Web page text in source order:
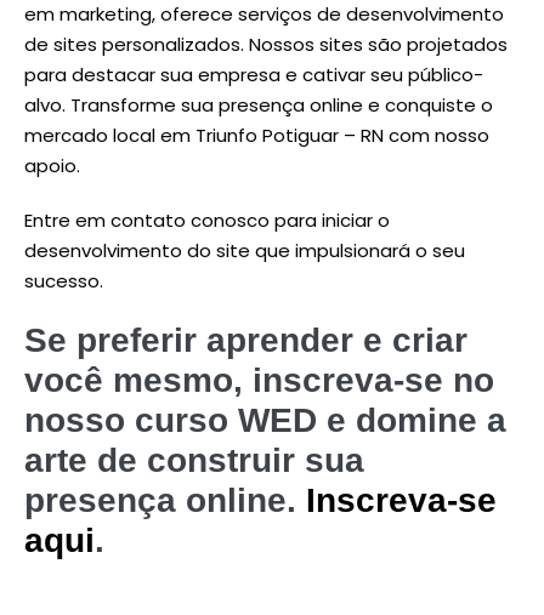
em marketing, oferece serviços de desenvolvimento
de sites personalizados. Nossos sites são projetados
para destacar sua empresa e cativar seu público-
alvo. Transforme sua presença online e conquiste o
mercado local em Triunfo Potiguar – RN com nosso
apoio.
Entre em contato conosco para iniciar o
desenvolvimento do site que impulsionará o seu
sucesso.
Se preferir aprender e criar
você mesmo, inscreva-se no
nosso curso WED e domine a
arte de construir sua
presença online. Inscreva-se
aqui.